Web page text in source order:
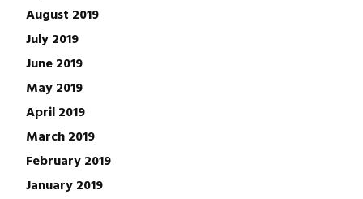
August 2019
July 2019
June 2019
May 2019
April 2019
March 2019
February 2019
January 2019